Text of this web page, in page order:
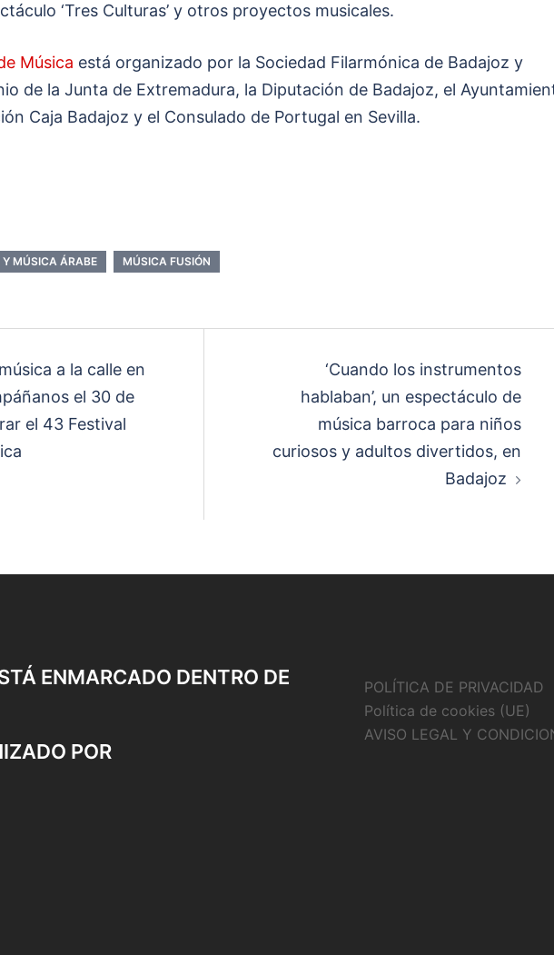
‘Tres Culturas’ y otros proyectos musicales.
Música está organizado por la Sociedad Filarmónica de Badajoz y
de la Junta de Extremadura, la Diputación de Badajoz, el
Caja Badajoz y el Consulado de Portugal en Sevilla.
MÚSICA ÁRABE MÚSICA FUSIÓN
a la calle en
el 30 de
el 43 Festival
‘Cuando los instrumentos
hablaban’, un espectáculo de
música barroca para niños
curiosos y adultos divertidos, en
Badajoz
ENMARCADO DENTRO DE
POR
POLÍTICA DE PRIVACIDAD
Política de cookies (UE)
AVISO LEGAL Y